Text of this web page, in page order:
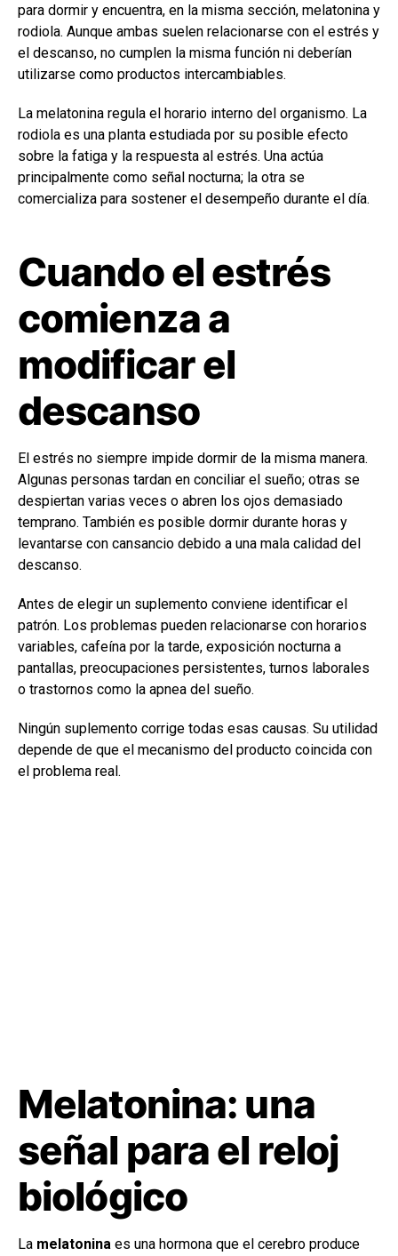
para dormir y encuentra, en la misma sección, melatonina y
rodiola. Aunque ambas suelen relacionarse con el estrés y
el descanso, no cumplen la misma función ni deberían
utilizarse como productos intercambiables.
La melatonina regula el horario interno del organismo. La
rodiola es una planta estudiada por su posible efecto
sobre la fatiga y la respuesta al estrés. Una actúa
principalmente como señal nocturna; la otra se
comercializa para sostener el desempeño durante el día.
Cuando el estrés
comienza a
modificar el
descanso
El estrés no siempre impide dormir de la misma manera.
Algunas personas tardan en conciliar el sueño; otras se
despiertan varias veces o abren los ojos demasiado
temprano. También es posible dormir durante horas y
levantarse con cansancio debido a una mala calidad del
descanso.
Antes de elegir un suplemento conviene identificar el
patrón. Los problemas pueden relacionarse con horarios
variables, cafeína por la tarde, exposición nocturna a
pantallas, preocupaciones persistentes, turnos laborales
o trastornos como la apnea del sueño.
Ningún suplemento corrige todas esas causas. Su utilidad
depende de que el mecanismo del producto coincida con
el problema real.
Melatonina: una
señal para el reloj
biológico
La melatonina es una hormona que el cerebro produce